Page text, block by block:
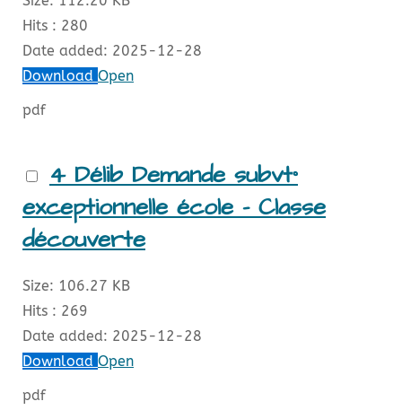
Hits : 280
Date added: 2025-12-28
Download Open
pdf
4 Délib Demande subvt°
exceptionnelle école - Classe
découverte
Size: 106.27 KB
Hits : 269
Date added: 2025-12-28
Download Open
pdf